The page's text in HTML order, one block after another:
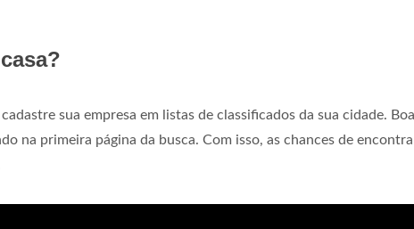
sua empresa em listas de classificados da sua cidade.
na primeira página da busca. Com isso, as chances de